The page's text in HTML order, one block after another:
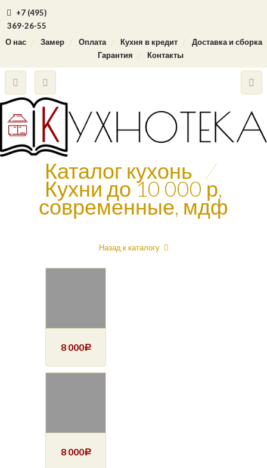
+7 (495)
369-26-55
О нас
Замер Оплата Кухня в кредит
Доставка и сборка
Гарантия
Контакты
Каталог кухонь /
Кухни до 10 000 р,
современные, мдф
Назад к каталогу
8 000Р
8 000Р